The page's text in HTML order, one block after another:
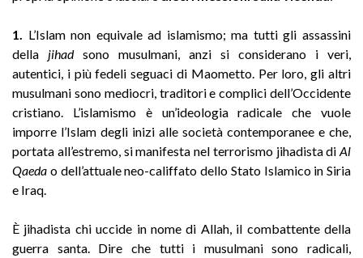
1.
L’Islam non equivale ad islamismo; ma tutti gli assassini
della jihadsono musulmani, anzi si considerano i veri,
autentici, i più fedeli seguaci di Maometto. Per loro, gli altri
musulmani sono mediocri, traditori e complici dell’Occidente
cristiano. L’islamismo è un’ideologia radicale che vuole
imporre l’Islam degli inizi alle società contemporanee e che,
portata all’estremo, si manifesta nel terrorismo jihadista di Al
Qaeda o dell’attuale neo-califfato dello Stato Islamico in Siria
e Iraq.
È jihadista chi uccide in nome di Allah, il combattente della
guerra santa. Dire che tutti i musulmani sono radicali,